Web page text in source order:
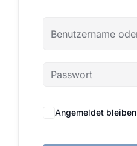
Angemeldet bleiben